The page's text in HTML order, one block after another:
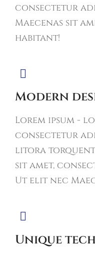
consectetur
Maecenas sit
habitant!
Modern
Lorem ipsum -
consectetur
litora
sit amet,
Ut elit nec
Unique